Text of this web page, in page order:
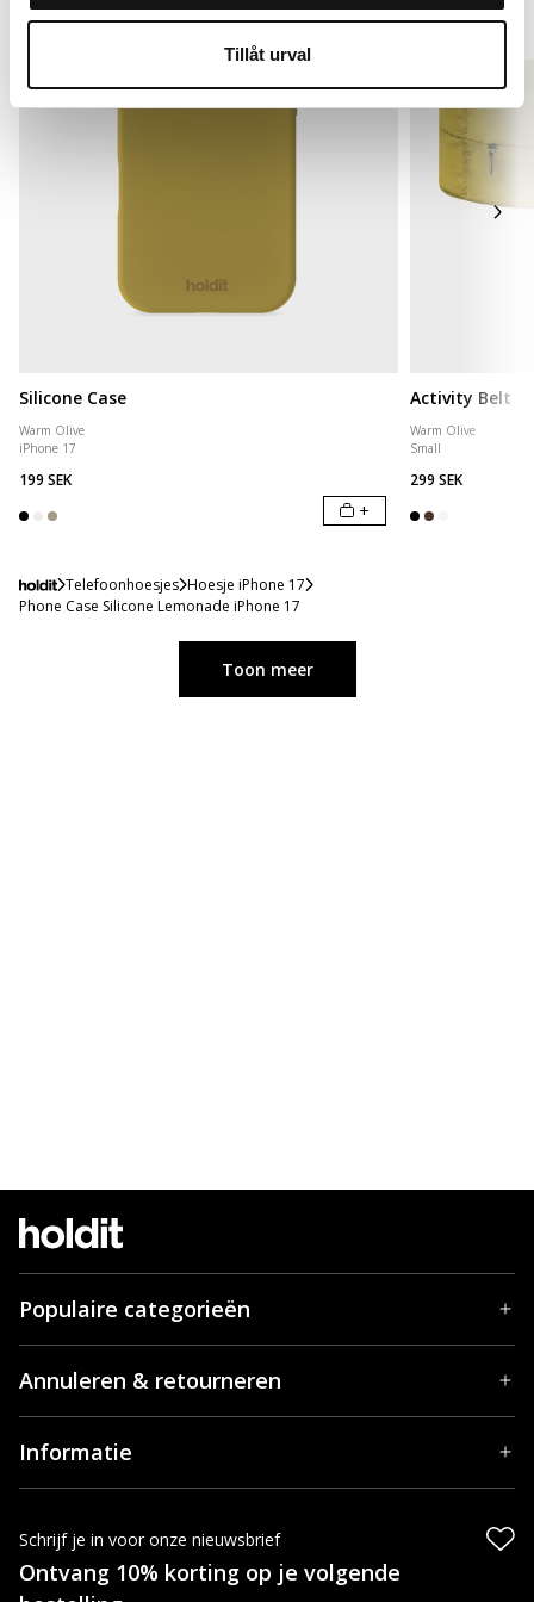
Tillåt urval
Silicone Case
Warm Olive
iPhone 17
199 SEK
+
Activity Belt
Warm Olive
Small
299 SEK
Telefoonhoesjes Hoesje iPhone 17
Phone Case Silicone Lemonade iPhone 17
Toon meer
Populaire categorieën
Annuleren & retourneren
Informatie
Schrijf je in voor onze nieuwsbrief
Ontvang 10% korting op je volgende